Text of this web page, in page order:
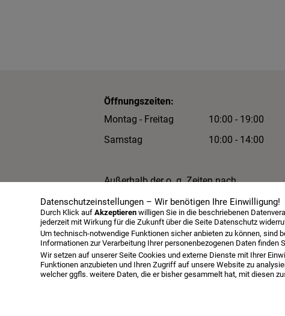
Öffnungszeiten:
Montag - Freitag
10:00 - 19:00
Samstag
10:00 - 14:00
Außerhalb der o. g. Zeiten nach
Terminabsprache.
Datenschutzeinstellungen – Wir benötigen Ihre Einwilligung!
Durch Klick aufAkzeptieren willigen Sie in die beschriebenen
jederzeit mit Wirkung für die Zukunft über die Seite Datenschutz
Um technisch-notwendige Funktionen sicher anbieten zu können, sind
Informationen zur Verarbeitung Ihrer personenbezogenen Daten finden
Wir setzen auf unserer Seite Cookies und externe Dienste mit Ihrer
Funktionen anzubieten und Ihren Zugriff auf unsere Website zu
welcher ggfls. weitere Daten, die er bisher gesammelt hat, mit diesen